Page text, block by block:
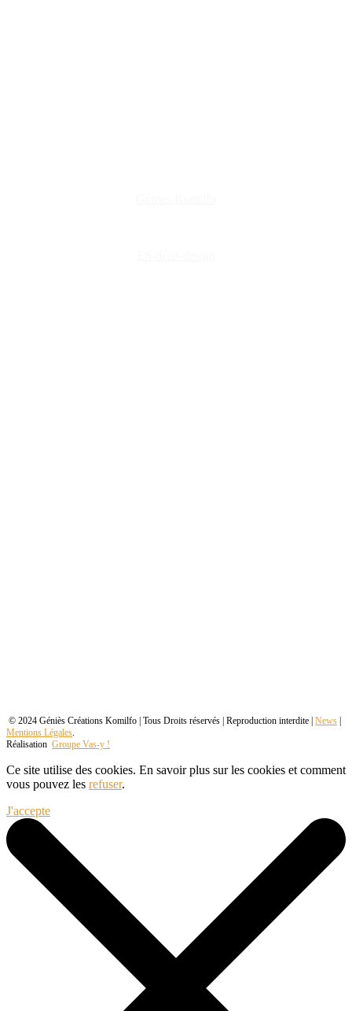
© 2024 Géniès Créations Komilfo | Tous Droits réservés | Reproduction interdite | News
Mentions Légales.
Réalisation Groupe Vas-y !
Ce site utilise des cookies. En savoir plus sur les cookies et comment
vous pouvez les refuser.
J'accepte